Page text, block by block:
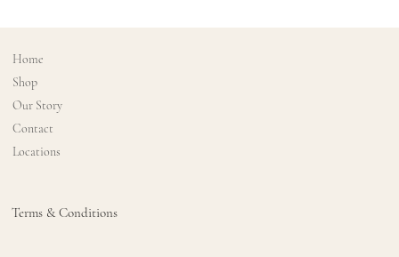
Home
Shop
Our Story
Contact
Locations
Terms & Conditions